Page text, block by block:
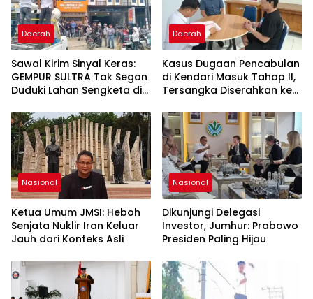
Daerah
Sawal Kirim Sinyal Keras:
GEMPUR SULTRA Tak Segan
Duduki Lahan Sengketa di
Daerah
Kasus Dugaan Pencabulan
di Kendari Masuk Tahap II,
Tersangka Diserahkan ke
Nasional
Ketua Umum JMSI: Heboh
Senjata Nuklir Iran Keluar
Jauh dari Konteks Asli
Nasional
Dikunjungi Delegasi
Investor, Jumhur: Prabowo
Presiden Paling Hijau